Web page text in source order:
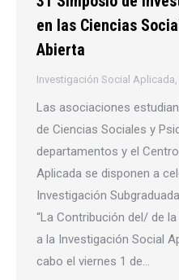
en las Ciencias
Abierta
Investigación Social Aplicada,
Las asociaciones
de Ciencias Sociales y
departamentos y el
Aplicada se disponen a
Investigación
“La Contribución del/ de
a la Investigación Social
cabo el viernes 1 de…